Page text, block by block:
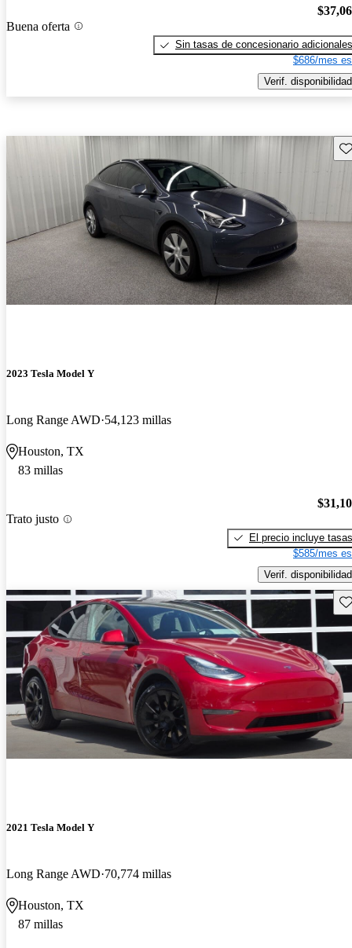
Buena oferta
Sin tasas de concesionario adicionales
$686/mes
Verif. disponibilidad
2023 Tesla Model Y
Long Range AWD 54,123 millas
Houston, TX
83 millas
Trato justo
El precio incluye tasas
$585/mes
Verif. disponibilidad
2021 Tesla Model Y
Long Range AWD 70,774 millas
Houston, TX
87 millas